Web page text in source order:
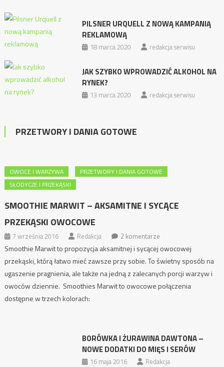
PILSNER URQUELL Z NOWĄ KAMPANIĄ
REKLAMOWĄ
18 marca 2020 redakcja serwisu
JAK SZYBKO WPROWADZIĆ ALKOHOL NA
RYNEK?
13 marca 2020 redakcja serwisu
PRZETWORY I DANIA GOTOWE
OWOCE I WARZYWA
PRZETWORY I DANIA GOTOWE
SŁODYCZE I PRZEKĄSKI
SMOOTHIE MARWIT – AKSAMITNE I SYCĄCE
PRZEKĄSKI OWOCOWE
7 września 2016 Redakcja 2 komentarze
Smoothie Marwit to propozycja aksamitnej i sycącej owocowej
przekąski, którą łatwo mieć zawsze przy sobie. To świetny sposób na
ugaszenie pragnienia, ale także na jedną z zalecanych porcji warzyw i
owoców dziennie. Smoothies Marwit to owocowe połączenia
dostępne w trzech kolorach:
BORÓWKA I ŻURAWINA DAWTONA –
NOWE DODATKI DO MIĘS I SERÓW
16 maja 2016 Redakcja